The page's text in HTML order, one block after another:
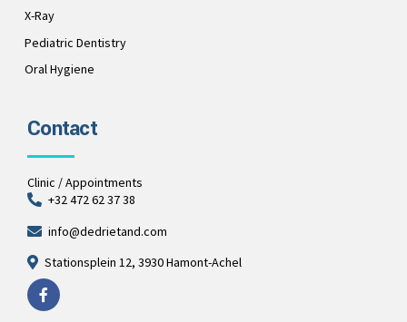
X-Ray
Pediatric Dentistry
Oral Hygiene
Contact
Clinic / Appointments
+32 472 62 37 38
info@dedrietand.com
Stationsplein 12, 3930 Hamont-Achel